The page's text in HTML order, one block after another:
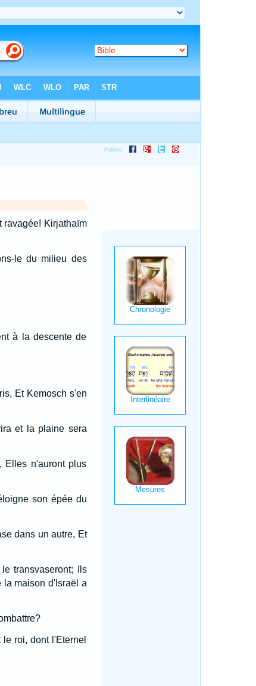
ravagée! Kirjathaïm
le du milieu des
à la descente de
Et Kemosch s'en
et la plaine sera
Elles n'auront plus
son épée du
dans un autre, Et
transvaseront; Ils
la maison d'Israël a
roi, dont l'Eternel